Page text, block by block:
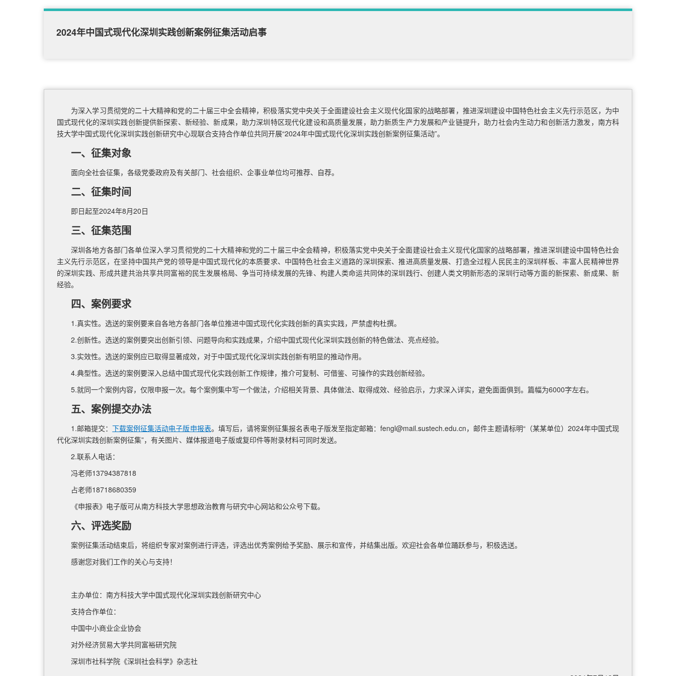
2024年中国式现代化深圳实践创新案例征集活动启事
为深入学习贯彻党的二十大精神和党的二十届三中全会精神，积极落实党中央关于全面建设社会主义现代化国家的战略部署，推进深圳建设中国特色社会主义先行示范区，为中
国式现代化的深圳实践创新提供新探索、新经验、新成果，助力深圳特区现代化建设和高质量发展，助力新质生产力发展和产业链提升，助力社会内生动力和创新活力激发，南方科
技大学中国式现代化深圳实践创新研究中心现联合支持合作单位共同开展“2024年中国式现代化深圳实践创新案例征集活动”。
一、征集对象
面向全社会征集，各级党委政府及有关部门、社会组织、企事业单位均可推荐、自荐。
二、征集时间
即日起至2024年8月20日
三、征集范围
深圳各地方各部门各单位深入学习贯彻党的二十大精神和党的二十届三中全会精神，积极落实党中央关于全面建设社会主义现代化国家的战略部署，推进深圳建设中国特色社会
主义先行示范区，在坚持中国共产党的领导是中国式现代化的本质要求、中国特色社会主义道路的深圳探索、推进高质量发展、打造全过程人民民主的深圳样板、丰富人民精神世界
的深圳实践、形成共建共治共享共同富裕的民生发展格局、争当可持续发展的先锋、构建人类命运共同体的深圳践行、创建人类文明新形态的深圳行动等方面的新探索、新成果、新
经验。
四、案例要求
1.真实性。选送的案例要来自各地方各部门各单位推进中国式现代化实践创新的真实实践，严禁虚构杜撰。
2.创新性。选送的案例要突出创新引领、问题导向和实践成果，介绍中国式现代化深圳实践创新的特色做法、亮点经验。
3.实效性。选送的案例应已取得显著成效，对于中国式现代化深圳实践创新有明显的推动作用。
4.典型性。选送的案例要深入总结中国式现代化实践创新工作规律，推介可复制、可借鉴、可操作的实践创新经验。
5.就同一个案例内容，仅限申报一次。每个案例集中写一个做法，介绍相关背景、具体做法、取得成效、经验启示，力求深入详实，避免面面俱到。篇幅为6000字左右。
五、案例提交办法
1.邮箱提交：下载案例征集活动电子版申报表。填写后，请将案例征集报名表电子版发至指定邮箱：fengl@mail.sustech.edu.cn，邮件主题请标明“（某某单位）2024年中国式现
代化深圳实践创新案例征集”，有关图片、媒体报道电子版或复印件等附录材料可同时发送。
2.联系人电话：
冯老师13794387818
占老师18718680359
《申报表》电子版可从南方科技大学思想政治教育与研究中心网站和公众号下载。
六、评选奖励
案例征集活动结束后，将组织专家对案例进行评选，评选出优秀案例给予奖励、展示和宣传，并结集出版。欢迎社会各单位踊跃参与，积极选送。
感谢您对我们工作的关心与支持！
主办单位：南方科技大学中国式现代化深圳实践创新研究中心
支持合作单位：
中国中小商业企业协会
对外经济贸易大学共同富裕研究院
深圳市社科学院《深圳社会科学》杂志社